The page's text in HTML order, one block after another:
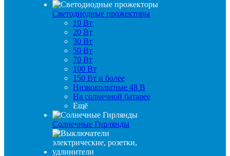
Светодиодные прожекторы
10 Вт
20 Вт
30 Вт
50 Вт
70 Вт
100 Вт
150 Вт и более
Низковольтные 48 В
На солнечной батарее
Ещё
Солнечные Гирлянды